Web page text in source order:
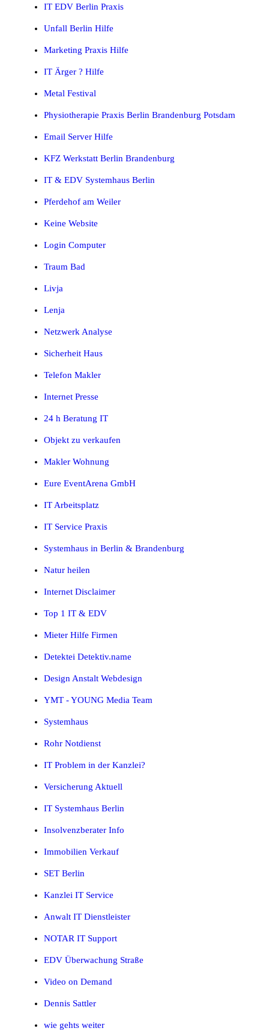
IT EDV Berlin Praxis
Unfall Berlin Hilfe
Marketing Praxis Hilfe
IT Ärger ? Hilfe
Metal Festival
Physiotherapie Praxis Berlin Brandenburg Potsdam
Email Server Hilfe
KFZ Werkstatt Berlin Brandenburg
IT & EDV Systemhaus Berlin
Pferdehof am Weiler
Keine Website
Login Computer
Traum Bad
Livja
Lenja
Netzwerk Analyse
Sicherheit Haus
Telefon Makler
Internet Presse
24 h Beratung IT
Objekt zu verkaufen
Makler Wohnung
Eure EventArena GmbH
IT Arbeitsplatz
IT Service Praxis
Systemhaus in Berlin & Brandenburg
Natur heilen
Internet Disclaimer
Top 1 IT & EDV
Mieter Hilfe Firmen
Detektei Detektiv.name
Design Anstalt Webdesign
YMT - YOUNG Media Team
Systemhaus
Rohr Notdienst
IT Problem in der Kanzlei?
Versicherung Aktuell
IT Systemhaus Berlin
Insolvenzberater Info
Immobilien Verkauf
SET Berlin
Kanzlei IT Service
Anwalt IT Dienstleister
NOTAR IT Support
EDV Überwachung Straße
Video on Demand
Dennis Sattler
wie gehts weiter